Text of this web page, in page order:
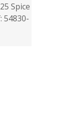
Spice
54830-